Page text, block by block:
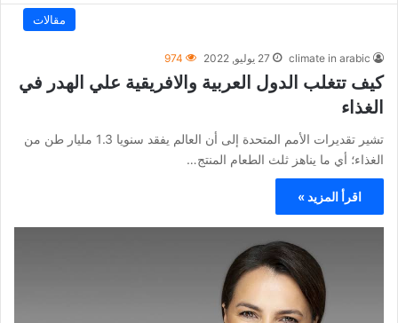
مقالات
climate in arabic 27 يوليو, 2022 974
كيف تتغلب الدول العربية والافريقية علي الهدر في
الغذاء
تشير تقديرات الأمم المتحدة إلى أن العالم يفقد سنويا 1.3 مليار طن من
الغذاء؛ أي ما يناهز ثلث الطعام المنتج…
اقرأ المزيد »